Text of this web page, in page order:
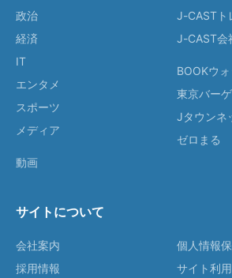
政治
経済
IT
エンタメ
スポーツ
メディア
動画
J-CASTト
J-CAST会
BOOKウ
東京バー
Jタウンネ
ゼロまる
サイトについて
会社案内
採用情報
個人情報
サイト利